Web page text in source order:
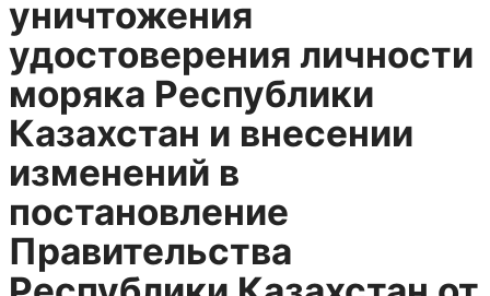
уничтожения
удостоверения личности
моряка Республики
Казахстан и внесении
изменений в
постановление
Правительства